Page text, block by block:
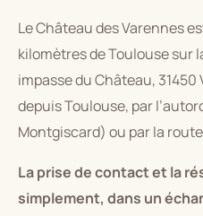
Le Château des Varennes
kilomètres de Toulouse sur
impasse du Château,
depuis Toulouse, par
Montgiscard) ou par la
La prise de contact et la
simplement, dans un